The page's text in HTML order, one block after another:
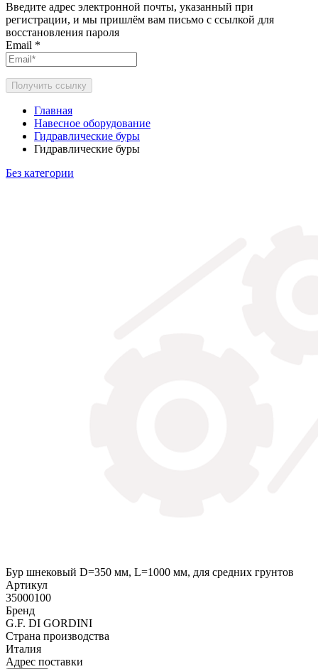
Введите адрес электронной почты, указанный при
регистрации, и мы пришлём вам письмо с ссылкой для
восстановления пароля
Email *
Получить ссылку
Главная
Навесное оборудование
Гидравлические буры
Гидравлические буры
Без категории
Бур шнековый D=350 мм, L=1000 мм, для средних грунтов
Артикул
35000100
Бренд
G.F. DI GORDINI
Страна производства
Италия
Адрес поставки